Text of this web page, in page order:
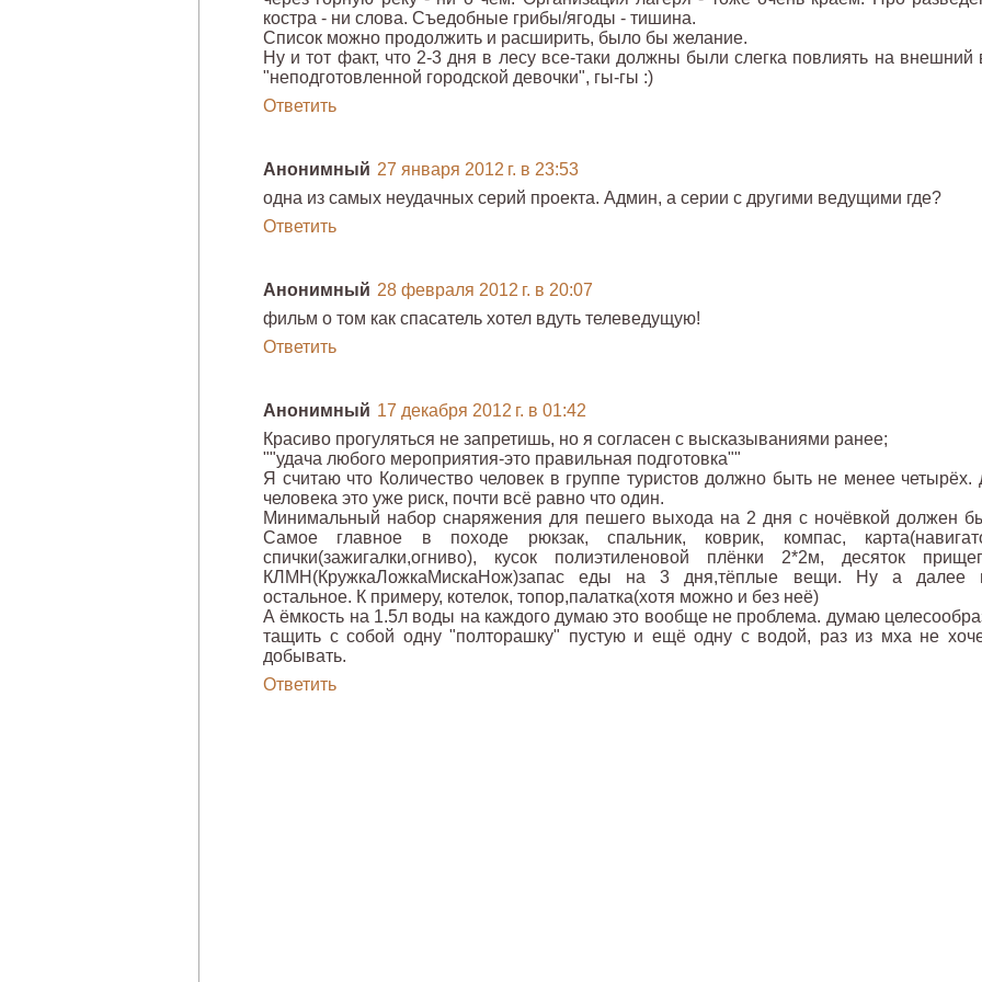
костра - ни слова. Съедобные грибы/ягоды - тишина.
Список можно продолжить и расширить, было бы желание.
Ну и тот факт, что 2-3 дня в лесу все-таки должны были слегка повлиять на внешний
"неподготовленной городской девочки", гы-гы :)
Ответить
Анонимный 27 января 2012 г. в 23:53
одна из самых неудачных серий проекта. Админ, а серии с другими ведущими где?
Ответить
Анонимный 28 февраля 2012 г. в 20:07
фильм о том как спасатель хотел вдуть телеведущую!
Ответить
Анонимный 17 декабря 2012 г. в 01:42
Красиво прогуляться не запретишь, но я согласен с высказываниями ранее;
""удача любого мероприятия-это правильная подготовка""
Я считаю что Количество человек в группе туристов должно быть не менее четырёх.
человека это уже риск, почти всё равно что один.
Минимальный набор снаряжения для пешего выхода на 2 дня с ночёвкой должен
Самое главное в походе рюкзак, спальник, коврик, компас,
спички(зажигалки,огниво), кусок полиэтиленовой плёнки 2*2м, десяток
КЛМН(КружкаЛожкаМискаНож)запас еды на 3 дня,тёплые вещи. Ну а далее
остальное. К примеру, котелок, топор,палатка(хотя можно и без неё)
А ёмкость на 1.5л воды на каждого думаю это вообще не проблема. думаю
тащить с собой одну "полторашку" пустую и ещё одну с водой, раз из мха не
добывать.
Ответить